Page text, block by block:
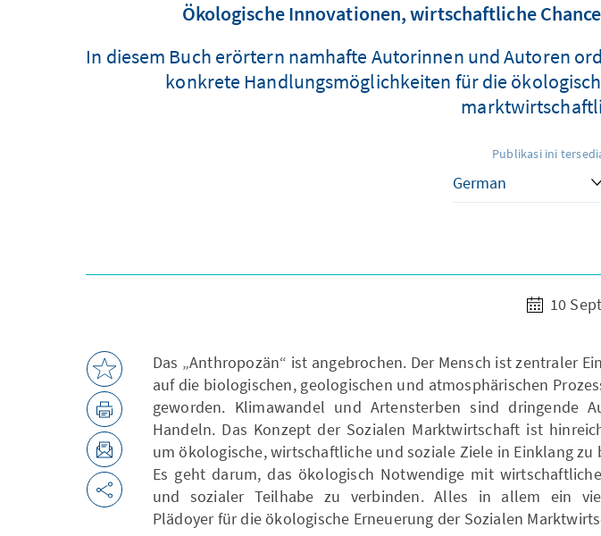
Ökologische Innovationen, wirtschaftliche
In diesem Buch erörtern namhafte Autorinnen und Autoren
konkrete Handlungsmöglichkeiten für die
Publikasi ini
10
Das „Anthropozän“ ist angebrochen. Der Mensch ist zentraler
auf die biologischen, geologischen und atmosphärischen
geworden. Klimawandel und Artensterben sind dringende
Handeln. Das Konzept der Sozialen Marktwirtschaft ist
um ökologische, wirtschaftliche und soziale Ziele in Einklang zu
Es geht darum, das ökologisch Notwendige mit
und sozialer Teilhabe zu verbinden. Alles in allem ein
Plädoyer für die ökologische Erneuerung der Sozialen